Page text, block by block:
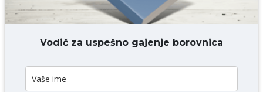
DODAJ KOMENTAR
Vodič za uspešno gajenje borovnica